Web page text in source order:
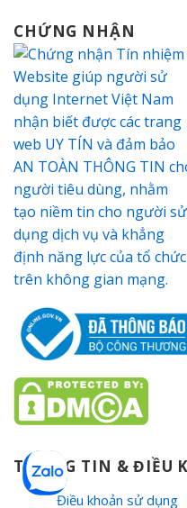
CHỨNG NHẬN
THÔNG TIN & ĐIỀU
Điều khoản sử dụng